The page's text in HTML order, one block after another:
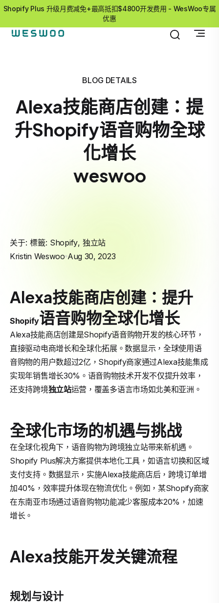
Shopify Plus 升级月费减免+最高抵扣$4800开发费用 - WesWoo专属
优惠
BLOG DETAILS
Alexa技能商店创建：提
升Shopify语音购物全球
化增长
weswoo
关于: 標籤: Shopify, 独立站
Kristin Weswoo Aug 30, 2023
Alexa技能商店创建：提升
Shopify语音购物全球化增长
Alexa技能商店创建是Shopify语音购物开发的核心环节，
直接驱动电商增长和全球化拓展。数据显示，全球使用语
音购物的用户数超过2亿，Shopify商家通过Alexa技能集成
实现年销售增长30%。语音购物技术开发不仅提升效率，
还支持跨境独立站运营，覆盖多语言市场如北美和亚洲。
全球化市场的机遇与挑战
在全球化视角下，语音购物为跨境独立站带来新机遇。
Shopify Plus解决方案提供本地化工具，如语言切换和区域
支付支持。数据显示，实施Alexa技能商店后，跨境订单增
加40%，效率提升体现在物流优化。例如，某Shopify商家
在东南亚市场通过语音购物功能减少客服成本20%，加速
增长。
Alexa技能开发关键流程
规划与设计